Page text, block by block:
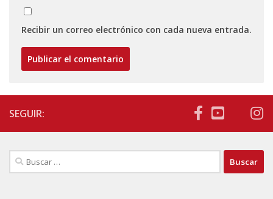
Recibir un correo electrónico con cada nueva entrada.
SEGUIR:
Buscar: